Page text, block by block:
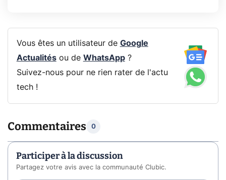
Vous êtes un utilisateur de Google
Actualitésou de WhatsApp?
Suivez-nous pour ne rien rater de l'actu
tech !
Commentaires 0
Participer à la discussion
Partagez votre avis avec la communauté Clubic.